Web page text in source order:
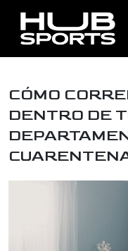
CÓMO
DENTRO DE